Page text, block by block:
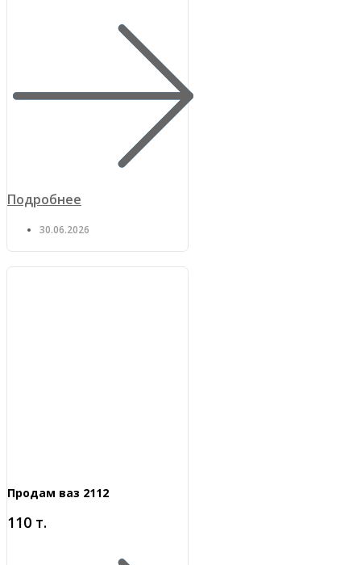
Подробнее
30.06.2026
Продам ваз 2112
110 т.